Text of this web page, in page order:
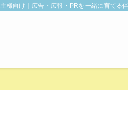
様向け｜広告・広報・PRを一緒に育てる